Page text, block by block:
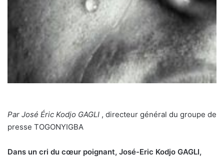
Par José Éric Kodjo GAGLI , directeur général du groupe de
presse TOGONYIGBA
Dans un cri du cœur poignant, José-Eric Kodjo GAGLI,